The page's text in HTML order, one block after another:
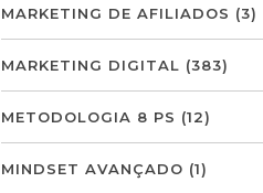
MARKETING DE AFILIADOS (3)
MARKETING DIGITAL (383)
METODOLOGIA 8 PS (12)
MINDSET AVANÇADO (1)